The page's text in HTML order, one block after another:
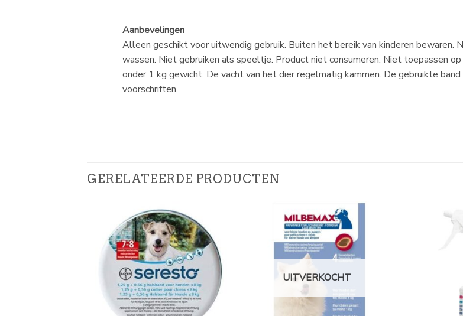
Aanbevelingen
Alleen geschikt voor uitwendig gebruik. Buiten het bereik van kinderen bewaren.
wassen. Niet gebruiken als speeltje. Product niet consumeren. Niet toepassen
onder 1 kg gewicht. De vacht van het dier regelmatig kammen. De gebruikte
voorschriften.
GERELATEERDE PRODUCTEN
UITVERKOCHT